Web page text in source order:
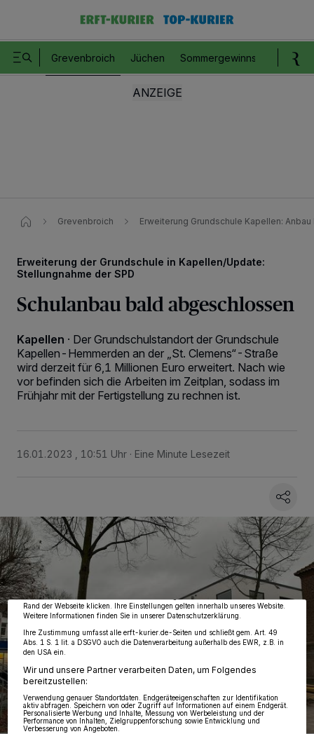
Grevenbroich Jüchen Sommergewinnspiel
Grevenbroich Erweiterung Grundschule Kapellen:
Erweiterung der Grundschule in Kapellen/Update:
Stellungnahme der SPD
Schulanbau bald abgeschlossen
Kapellen · Der Grundschulstandort der Grundschule
Kapellen-Hemmerden an der „St. Clemens“-Straße
wird derzeit für 6,1 Millionen Euro erweitert. Nach wie
vor befinden sich die Arbeiten im Zeitplan, sodass im
Frühjahr mit der Fertigstellung zu rechnen ist.
16.01.2023 , 10:51 Uhr Eine Minute Lesezeit
Wir und unsere218
-Partner speichern und greifen auf personenbezogene Daten
wie Browserdaten oder eindeutige Kennungen auf Ihrem Gerät zu. Durch Auswahl
von OK aktivieren Sie Tracking-Technologien für die unter „Wir und unsere
Partner verarbeiten Daten, um Ihnen Dienste bereitzustellen“ aufgeführten
Zwecke. Wenn Tracker deaktiviert sind, sind manche Inhalte und Anzeigen
möglicherweise nicht mehr so relevant für Sie. Sie können dieses Menü jederzeit
wieder aufrufen, um Ihre Einstellungen zu ändern oder Ihre Einwilligung zu
widerrufen, indem Sie auf den Link Einstellungen oder Ablehnen am unteren
Rand der Webseite klicken. Ihre Einstellungen gelten innerhalb unseres Website.
Weitere Informationen finden Sie in unserer Datenschutzerklärung.
Ihre Zustimmung umfasst alle erft-kurier.de-Seiten und schließt gem. Art. 49
Abs. 1 S. 1 lit. a DSGVO auch die Datenverarbeitung außerhalb des EWR, z.B. in
den USA ein.
Wir und unsere Partner verarbeiten Daten, um Folgendes
bereitzustellen:
Verwendung genauer Standortdaten. Endgeräteeigenschaften zur Identifikation
aktiv abfragen. Speichern von oder Zugriff auf Informationen auf einem Endgerät.
Personalisierte Werbung und Inhalte, Messung von Werbeleistung und der
Performance von Inhalten, Zielgruppenforschung sowie Entwicklung und
Verbesserung von Angeboten.